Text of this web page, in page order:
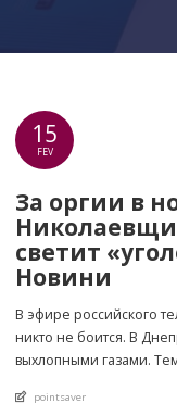
15
FEV
За оргии в
светит
Новини
В эфире российского
никто не боится. В
выхлопными газами.
An article by
pointsaver